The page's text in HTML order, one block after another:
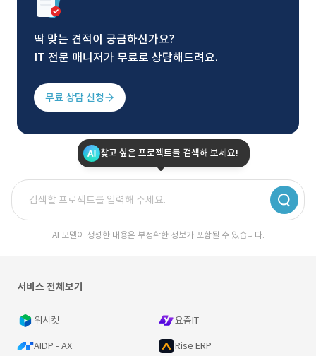
딱 맞는 견적이 궁금하신가요?
IT 전문 매니저가 무료로 상담해드려요.
무료 상담 신청
찾고 싶은 프로젝트를 검색해 보세요!
AI 모델이 생성한 내용은 부정확한 정보가 포함될 수 있습니다.
서비스 전체보기
위시켓 요즘IT
AIDP - AX Rise ERP